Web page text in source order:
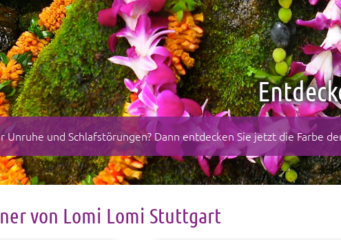
Unruhe und Schlafstörungen? Dann entdecken Sie jetzt die Farbe
von Lomi Lomi Stuttgart